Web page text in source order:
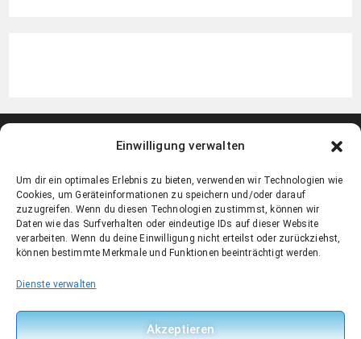
Einwilligung verwalten
Um dir ein optimales Erlebnis zu bieten, verwenden wir Technologien wie
Cookies, um Geräteinformationen zu speichern und/oder darauf
zuzugreifen. Wenn du diesen Technologien zustimmst, können wir
Daten wie das Surfverhalten oder eindeutige IDs auf dieser Website
verarbeiten. Wenn du deine Einwilligung nicht erteilst oder zurückziehst,
können bestimmte Merkmale und Funktionen beeinträchtigt werden.
Dienste verwalten
Akzeptieren